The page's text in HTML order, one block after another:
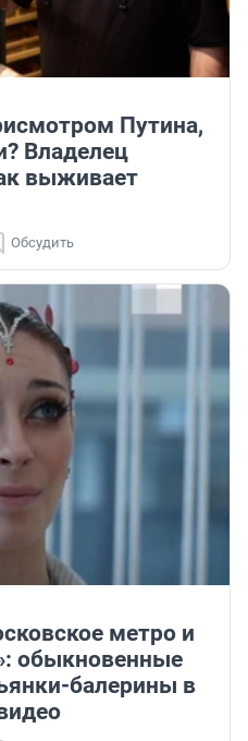
Путина,
Владелец
выживает
Обсудить
метро и
обыкновенные
балерины в